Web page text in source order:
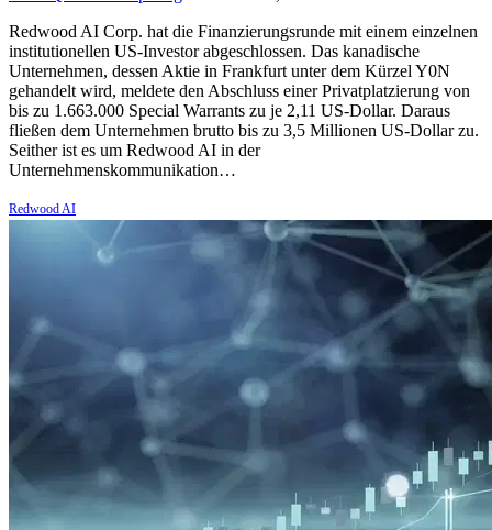
Redwood AI Corp. hat die Finanzierungsrunde mit einem einzelnen
institutionellen US-Investor abgeschlossen. Das kanadische
Unternehmen, dessen Aktie in Frankfurt unter dem Kürzel Y0N
gehandelt wird, meldete den Abschluss einer Privatplatzierung von
bis zu 1.663.000 Special Warrants zu je 2,11 US-Dollar. Daraus
fließen dem Unternehmen brutto bis zu 3,5 Millionen US-Dollar zu.
Seither ist es um Redwood AI in der
Unternehmenskommunikation…
Redwood AI